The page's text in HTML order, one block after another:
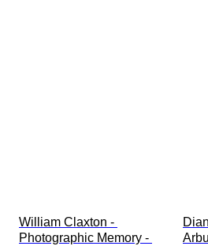
William Claxton -
Photographic Memory -